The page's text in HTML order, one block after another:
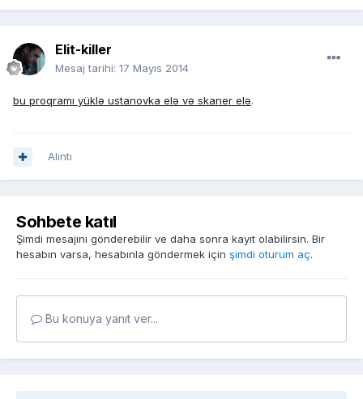
Elit-killer
Mesaj tarihi: 17 Mayıs 2014
bu proqramı yüklə ustanovka elə və skaner elə.
Alıntı
Sohbete katıl
Şimdi mesajını gönderebilir ve daha sonra kayıt olabilirsin. Bir
hesabın varsa, hesabınla göndermek için şimdi oturum aç.
Bu konuya yanıt ver...